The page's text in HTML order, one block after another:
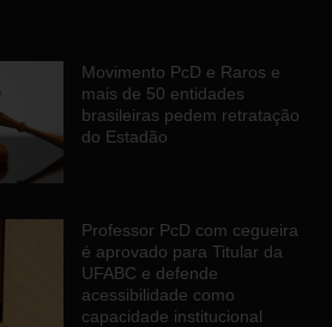
Movimento PcD e Raros e
mais de 50 entidades
brasileiras pedem retratação
do Estadão
Professor PcD com cegueira
é aprovado para Titular da
UFABC e defende
acessibilidade como
capacidade institucional